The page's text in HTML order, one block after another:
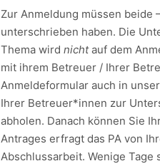
Zur Anmeldung müssen beide
unterschrieben haben. Die
Thema wird nichtauf dem
mit ihrem Betreuer / Ihrer
Anmeldeformular auch in
Ihrer Betreuer*innen zur
abholen. Danach können Sie
Antrages erfragt das PA von
Abschlussarbeit. Wenige